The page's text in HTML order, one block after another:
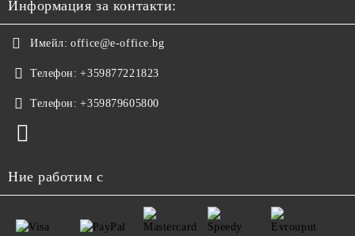
Информация за контакти:
Имейл: office@e-office.bg
Телефон: +359877221823
Телефон: +359879605800
Ние работим с